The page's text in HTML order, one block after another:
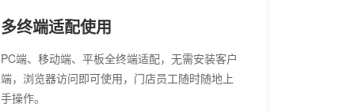
多终端适配使用
PC端、移动端、平板全终端适配，无需安装客户
端，浏览器访问即可使用，门店员工随时随地上
手操作。